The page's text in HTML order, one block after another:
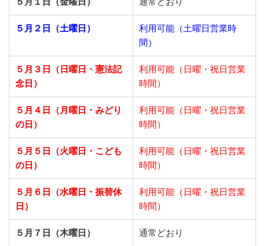
５月２日（土曜日）
利用可能（土曜日営業時
間）
５月３日（日曜日・憲法記
念日）
利用可能（日曜・祝日営業
時間）
５月４日（月曜日・みどり
の日）
利用可能（日曜・祝日営業
時間）
５月５日（火曜日・こども
の日）
利用可能（日曜・祝日営業
時間）
５月６日（水曜日・振替休
日）
利用可能（日曜・祝日営業
時間）
５月７日（木曜日） 通常どおり